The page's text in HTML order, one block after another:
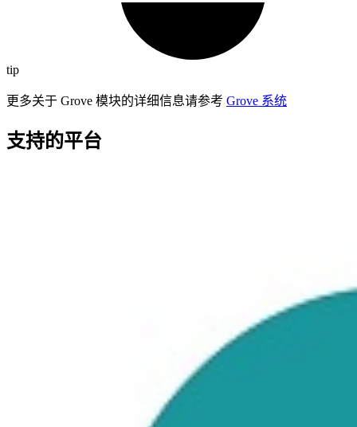
tip
更多关于 Grove 模块的详细信息请参考 Grove 系统
支持的平台